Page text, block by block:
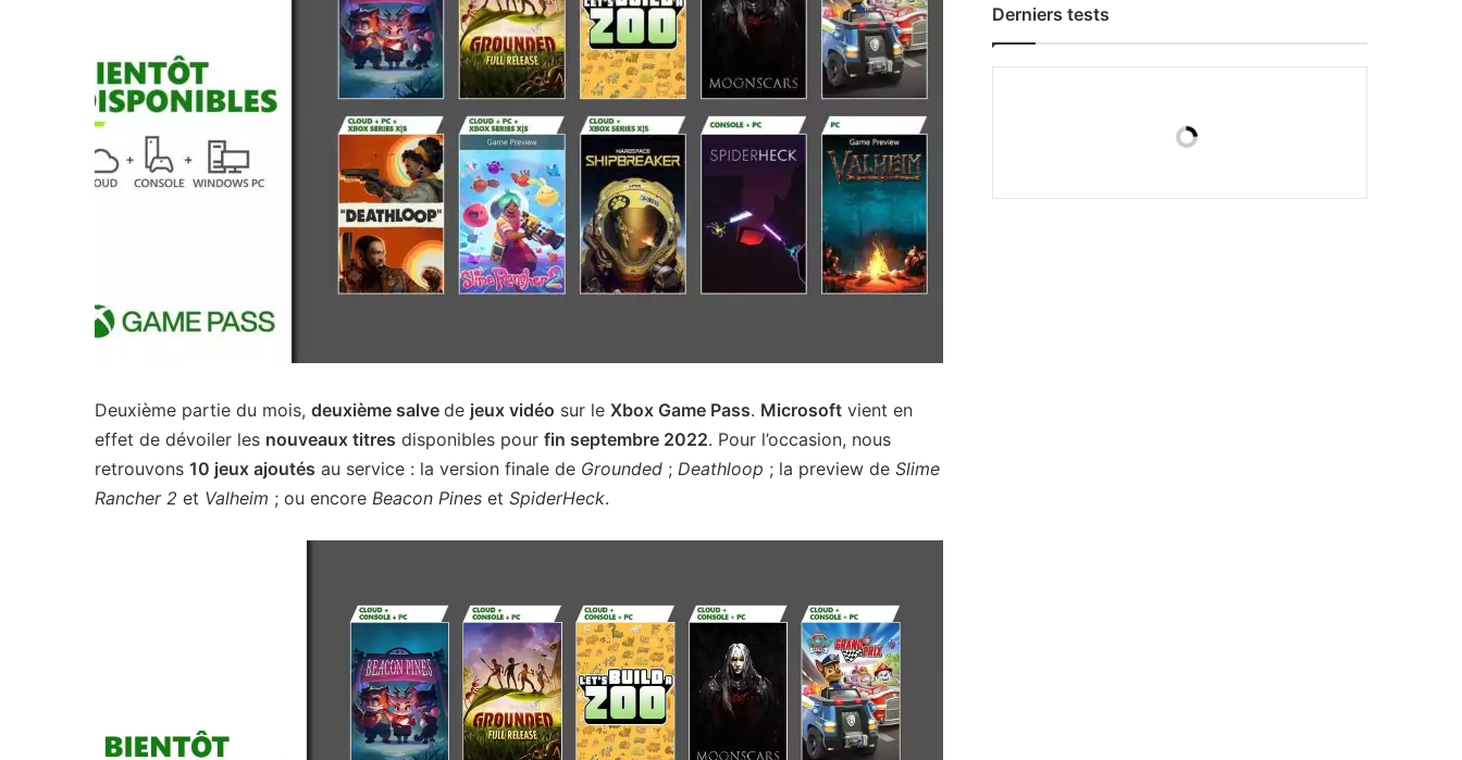
Deuxième partie du mois, deuxième salve de jeux vidéo sur le Xbox Game Pass. Microsoft vient en
effet de dévoiler les nouveaux titres disponibles pour fin septembre 2022. Pour l’occasion, nous
retrouvons 10 jeux ajoutés au service : la version finale de Grounded ; Deathloop ; la preview de Slime
Rancher 2 et Valheim ; ou encore Beacon Pines et SpiderHeck.
Derniers tests